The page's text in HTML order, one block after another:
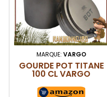
MARQUE: VARGO
GOURDE POT TITANE
100 CL VARGO